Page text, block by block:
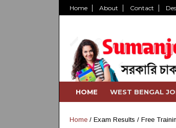
Home About Contact
HOME WEST BENGAL
Home/ Exam Results / Free